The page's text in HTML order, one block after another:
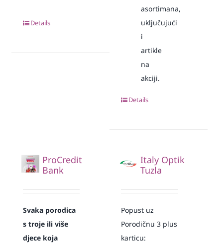
Details
asortimana,
uključujući
i
artikle
na
akciji.
Details
ProCredit
Bank
Svaka porodica
s troje ili više
djece koja
Italy Optik
Tuzla
Popust uz
Porodičnu 3 plus
karticu: